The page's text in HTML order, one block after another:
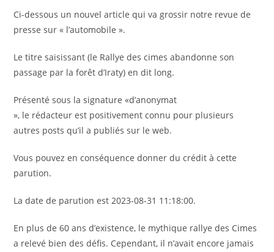
Ci-dessous un nouvel article qui va grossir notre revue de
presse sur « l’automobile ».
Le titre saisissant (le Rallye des cimes abandonne son
passage par la forêt d’Iraty) en dit long.
Présenté sous la signature «d’anonymat
», le rédacteur est positivement connu pour plusieurs
autres posts qu’il a publiés sur le web.
Vous pouvez en conséquence donner du crédit à cette
parution.
La date de parution est 2023-08-31 11:18:00.
En plus de 60 ans d’existence, le mythique rallye des Cimes
a relevé bien des défis. Cependant, il n’avait encore jamais